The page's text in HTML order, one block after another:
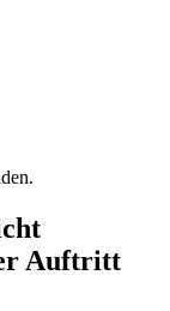
Auftritt